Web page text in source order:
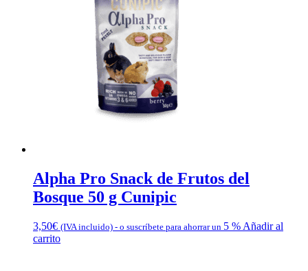
Alpha Pro Snack de Frutos del
Bosque 50 g Cunipic
3,50€ (IVA incluido) - o suscríbete para ahorrar un 5 % Añadir al
carrito